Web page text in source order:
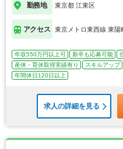
勤務地 東京都 江東区
アクセス 東京メトロ東西線 東陽
年収550万円以上可 新卒も応募可能
産休・育休取得実績有り
スキルアップ
年間休日120日以上
求人の詳細を見る